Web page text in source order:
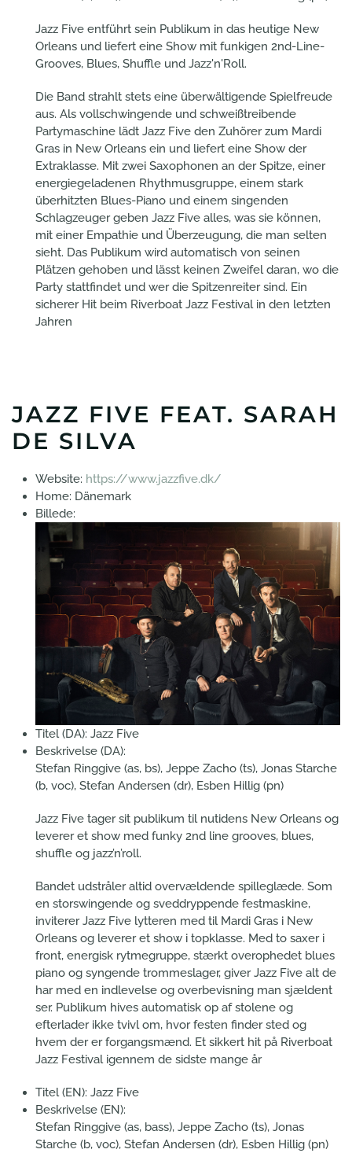
Jazz Five entführt sein Publikum in das heutige New
Orleans und liefert eine Show mit funkigen 2nd-Line-
Grooves, Blues, Shuffle und Jazz'n'Roll.
Die Band strahlt stets eine überwältigende Spielfreude
aus. Als vollschwingende und schweißtreibende
Partymaschine lädt Jazz Five den Zuhörer zum Mardi
Gras in New Orleans ein und liefert eine Show der
Extraklasse. Mit zwei Saxophonen an der Spitze, einer
energiegeladenen Rhythmusgruppe, einem stark
überhitzten Blues-Piano und einem singenden
Schlagzeuger geben Jazz Five alles, was sie können,
mit einer Empathie und Überzeugung, die man selten
sieht. Das Publikum wird automatisch von seinen
Plätzen gehoben und lässt keinen Zweifel daran, wo die
Party stattfindet und wer die Spitzenreiter sind. Ein
sicherer Hit beim Riverboat Jazz Festival in den letzten
Jahren
JAZZ FIVE FEAT. SARAH
DE SILVA
Website: https://www.jazzfive.dk/
Home: Dänemark
Billede:
Titel (DA): Jazz Five
Beskrivelse (DA):
Stefan Ringgive (as, bs), Jeppe Zacho (ts), Jonas Starche
(b, voc), Stefan Andersen (dr), Esben Hillig (pn)
Jazz Five tager sit publikum til nutidens New Orleans og
leverer et show med funky 2nd line grooves, blues,
shuffle og jazz’n’roll.
Bandet udstråler altid overvældende spilleglæde. Som
en storswingende og sveddryppende festmaskine,
inviterer Jazz Five lytteren med til Mardi Gras i New
Orleans og leverer et show i topklasse. Med to saxer i
front, energisk rytmegruppe, stærkt overophedet blues
piano og syngende trommeslager, giver Jazz Five alt de
har med en indlevelse og overbevisning man sjældent
ser. Publikum hives automatisk op af stolene og
efterlader ikke tvivl om, hvor festen finder sted og
hvem der er forgangsmænd. Et sikkert hit på Riverboat
Jazz Festival igennem de sidste mange år
Titel (EN): Jazz Five
Beskrivelse (EN):
Stefan Ringgive (as, bass), Jeppe Zacho (ts), Jonas
Starche (b, voc), Stefan Andersen (dr), Esben Hillig (pn)